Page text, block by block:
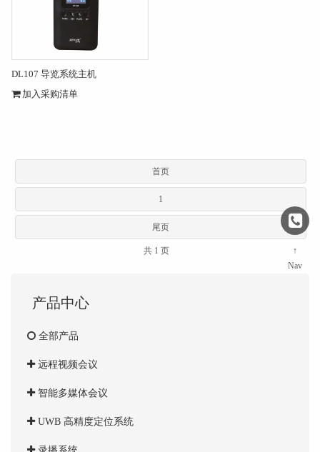
DL107 导览系统主机
加入采购清单
首页
1
尾页
共 1 页
产品中心
全部产品
远程视频会议
智能多媒体会议
UWB 高精度定位系统
↑
Nav